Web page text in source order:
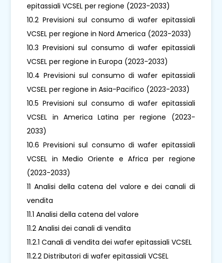
epitassiali VCSEL per regione (2023-2033)
10.2 Previsioni sul consumo di wafer epitassiali
VCSEL per regione in Nord America (2023-2033)
10.3 Previsioni sul consumo di wafer epitassiali
VCSEL per regione in Europa (2023-2033)
10.4 Previsioni sul consumo di wafer epitassiali
VCSEL per regione in Asia-Pacifico (2023-2033)
10.5 Previsioni sul consumo di wafer epitassiali
VCSEL in America Latina per regione (2023-
2033)
10.6 Previsioni sul consumo di wafer epitassiali
VCSEL in Medio Oriente e Africa per regione
(2023-2033)
11 Analisi della catena del valore e dei canali di
vendita
11.1 Analisi della catena del valore
11.2 Analisi dei canali di vendita
11.2.1 Canali di vendita dei wafer epitassiali VCSEL
11.2.2 Distributori di wafer epitassiali VCSEL